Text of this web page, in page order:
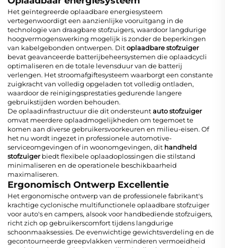
Het geïntegreerde oplaadbare energiesysteem
vertegenwoordigt een aanzienlijke vooruitgang in de
technologie van draagbare stofzuigers, waardoor langdurige
hoogvermogenswerking mogelijk is zonder de beperkingen
van kabelgebonden ontwerpen. Ditoplaadbare stofzuiger
bevat geavanceerde batterijbeheersystemen die oplaadcycli
optimaliseren en de totale levensduur van de batterij
verlengen. Het stroomafgiftesysteem waarborgt een constante
zuigkracht van volledig opgeladen tot volledig ontladen,
waardoor de reinigingsprestaties gedurende langere
gebruikstijden worden behouden.
De oplaadinfrastructuur die dit ondersteuntauto stofzuiger
omvat meerdere oplaadmogelijkheden om tegemoet te
komen aan diverse gebruikersvoorkeuren en milieu-eisen. Of
het nu wordt ingezet in professionele automotive-
serviceomgevingen of in woonomgevingen, dit handheld
stofzuigerbiedt flexibele oplaadoplossingen die stilstand
minimaliseren en de operationele beschikbaarheid
maximaliseren.
Ergonomisch Ontwerp Excellentie
Het ergonomische ontwerp van de professionele fabrikant's
krachtige cyclonische multifunctionele oplaadbare stofzuiger
voor auto's en campers, alsook voor handbediende stofzuigers,
richt zich op gebruikerscomfort tijdens langdurige
schoonmaaksessies. De evenwichtige gewichtsverdeling en de
gecontourneerde greepvlakken verminderen vermoeidheid